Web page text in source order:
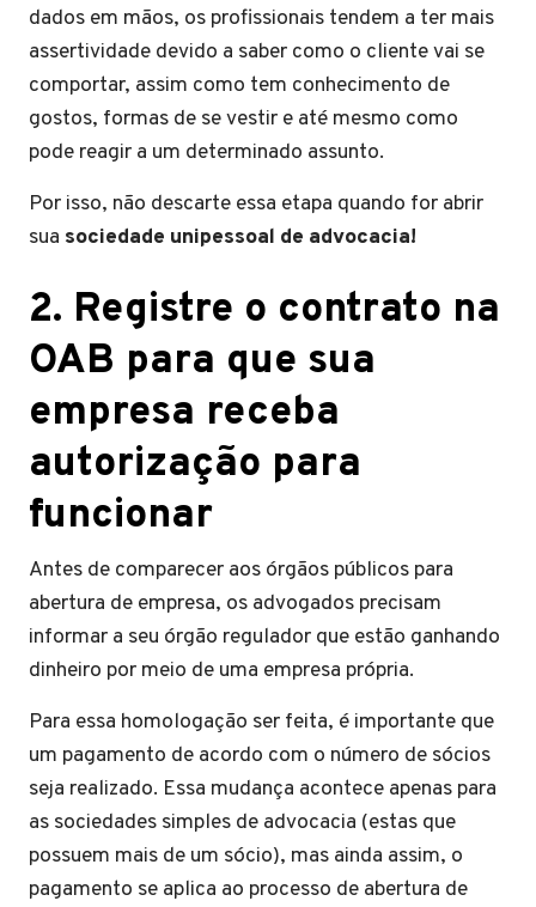
dados em mãos, os profissionais tendem a ter mais
assertividade devido a saber como o cliente vai se
comportar, assim como tem conhecimento de
gostos, formas de se vestir e até mesmo como
pode reagir a um determinado assunto.
Por isso, não descarte essa etapa quando for abrir
sua sociedade unipessoal de advocacia!
2. Registre o contrato na
OAB para que sua
empresa receba
autorização para
funcionar
Antes de comparecer aos órgãos públicos para
abertura de empresa, os advogados precisam
informar a seu órgão regulador que estão ganhando
dinheiro por meio de uma empresa própria.
Para essa homologação ser feita, é importante que
um pagamento de acordo com o número de sócios
seja realizado. Essa mudança acontece apenas para
as sociedades simples de advocacia (estas que
possuem mais de um sócio), mas ainda assim, o
pagamento se aplica ao processo de abertura de